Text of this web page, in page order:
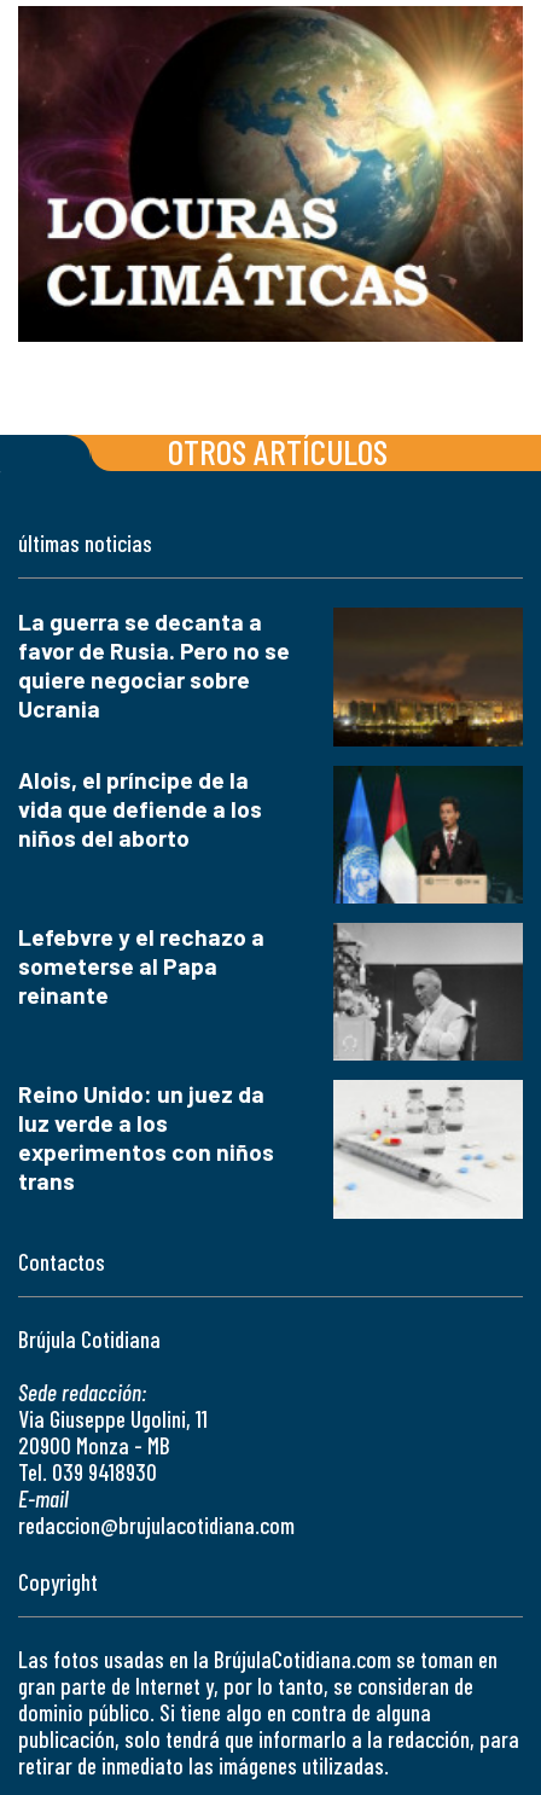
OTROS ARTÍCULOS
Contactos
Brújula Cotidiana
Sede redacción:
Via Giuseppe Ugolini, 11
20900 Monza - MB
Tel. 039 9418930
E-mail
redaccion@brujulacotidiana.com
últimas noticias
La guerra se decanta a
favor de Rusia. Pero no se
quiere negociar sobre
Ucrania
Alois, el príncipe de la
vida que defiende a los
niños del aborto
Lefebvre y el rechazo a
someterse al Papa
reinante
Reino Unido: un juez da
luz verde a los
experimentos con niños
trans
Copyright
Las fotos usadas en la BrújulaCotidiana.com se toman en
gran parte de Internet y, por lo tanto, se consideran de
dominio público. Si tiene algo en contra de alguna
publicación, solo tendrá que informarlo a la redacción, para
retirar de inmediato las imágenes utilizadas.